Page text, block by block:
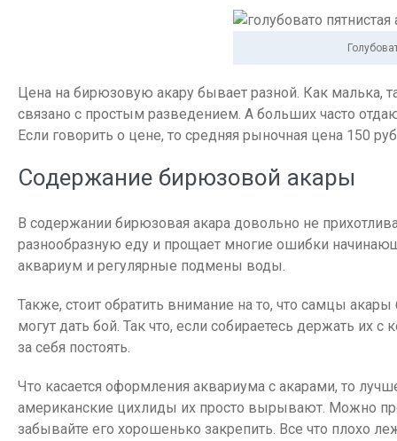
Цена на бирюзовую акару бывает разной. Как малька,
связано с простым разведением. А больших часто
Если говорить о цене, то средняя рыночная цена 150
Содержание бирюзовой акары
В содержании бирюзовая акара довольно не
разнообразную еду и прощает многие ошибки
аквариум и регулярные подмены воды.
Также, стоит обратить внимание на то, что самцы
могут дать бой. Так что, если собираетесь держать их
за себя постоять.
Что касается оформления аквариума с акарами, то
американские цихлиды их просто вырывают. Можно
забывайте его хорошенько закрепить. Все что плохо